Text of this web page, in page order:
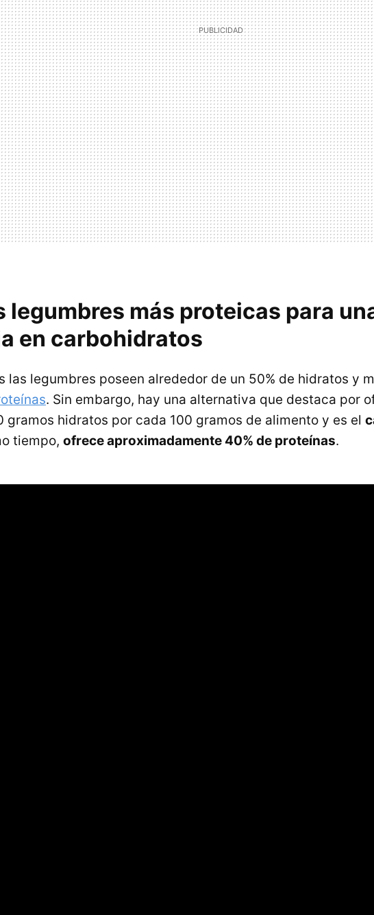
legumbres más proteicas para
en carbohidratos
las legumbres poseen alrededor de un 50% de hidratos y
. Sin embargo, hay una alternativa que destaca por
gramos hidratos por cada 100 gramos de alimento y es el
tiempo, ofrece aproximadamente 40% de proteínas.